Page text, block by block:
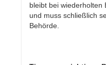
bleibt bei wiederholten
und muss schließlich
Behörde.